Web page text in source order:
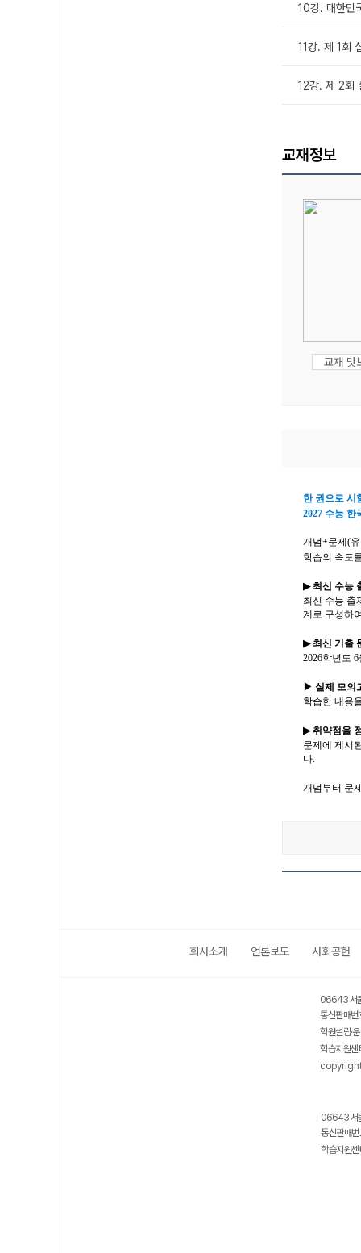
10강. 대한민
11강. 제 1회
12강. 제 2회
교재정보
교재 맛
한 권으로 시
2027 수능 한
개념+문제 (
학습의 속도
▶ 최신 수능
최신 수능 출
계로 구성하
▶ 최신 기출
2026학년도 6
▶ 실제 모의
학습한 내용
▶ 취약점을
문제에 제시
다.
개념부터 문
회사소개 언론보도 사회공헌
06643 서
통신판매
학원설립·
학습지원
06643 서
통신판매
학습지원